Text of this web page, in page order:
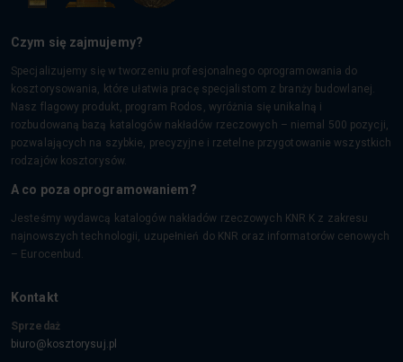
Czym się zajmujemy?
Specjalizujemy się w tworzeniu profesjonalnego oprogramowania do
kosztorysowania, które ułatwia pracę specjalistom z branży budowlanej.
Nasz flagowy produkt, program Rodos, wyróżnia się unikalną i
rozbudowaną bazą katalogów nakładów rzeczowych – niemal 500 pozycji,
pozwalających na szybkie, precyzyjne i rzetelne przygotowanie wszystkich
rodzajów kosztorysów.
A co poza oprogramowaniem?
Jesteśmy wydawcą katalogów nakładów rzeczowych KNR K z zakresu
najnowszych technologii, uzupełnień do KNR oraz informatorów cenowych
– Eurocenbud.
Kontakt
Sprzedaż
biuro@kosztorysuj.pl